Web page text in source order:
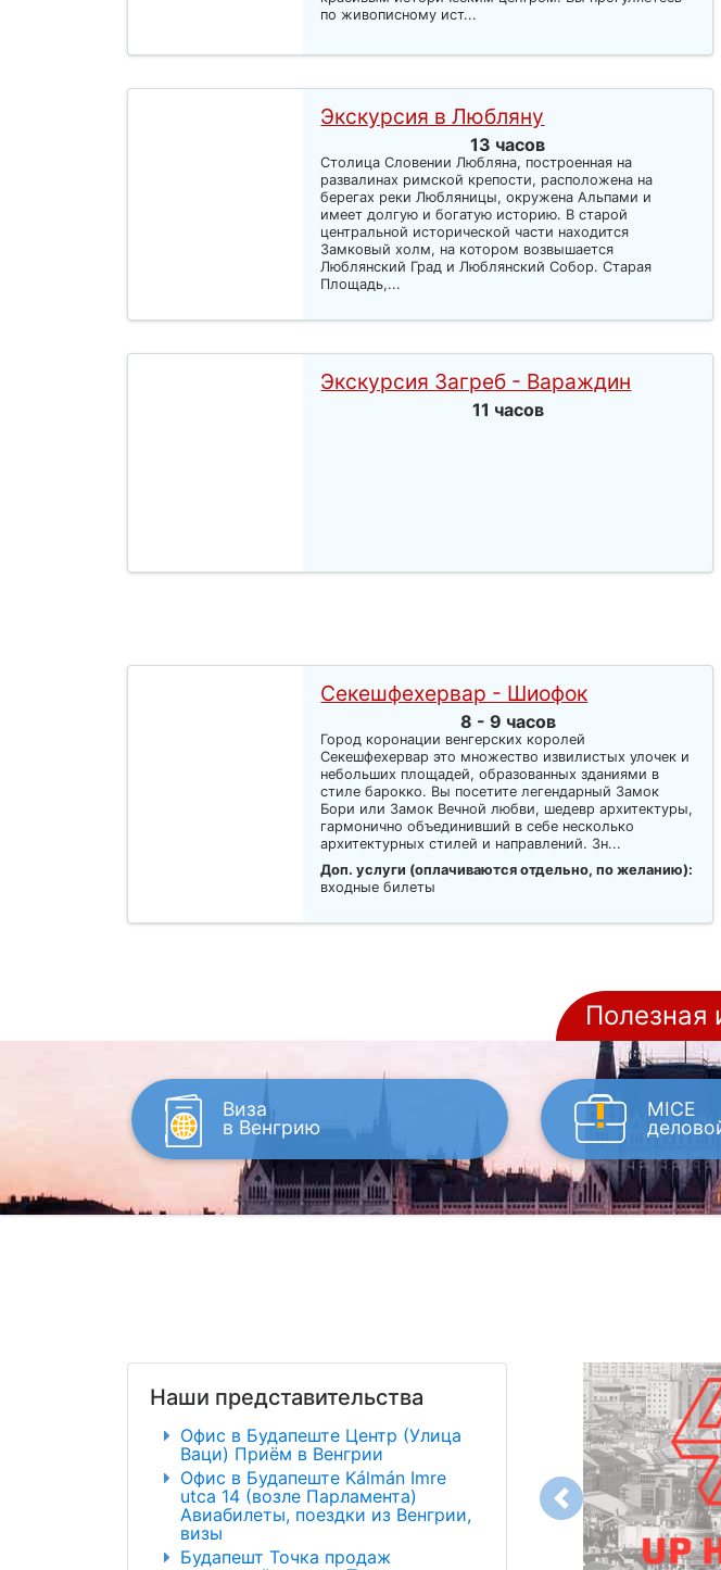
по живописному ист...
Экскурсия в Любляну
13 часов
Столица Словении Любляна, построенная на
развалинах римской крепости, расположена на
берегах реки Любляницы, окружена Альпами и
имеет долгую и богатую историю. В старой
центральной исторической части находится
Замковый холм, на котором возвышается
Люблянский Град и Люблянский Собор. Старая
Площадь,...
Экскурсия Загреб - Вараждин
11 часов
Секешфехервар - Шиофок
8 - 9 часов
Город коронации венгерских королей
Секешфехервар это множество извилистых улочек и
небольших площадей, образованных зданиями в
стиле барокко. Вы посетите легендарный Замок
Бори или Замок Вечной любви, шедевр архитектуры,
гармонично объединивший в себе несколько
архитектурных стилей и направлений. Зн...
Доп. услуги (оплачиваются отдельно, по желанию):
входные билеты
Полезная
Виза
в Венгрию
MICE
Наши представительства
Офис в Будапеште Центр (Улица
Ваци) Приём в Венгрии
Офис в Будапеште Kálmán Imre
utca 14 (возле Парламента)
Авиабилеты, поездки из Венгрии,
визы
Будапешт Точка продаж
Previous